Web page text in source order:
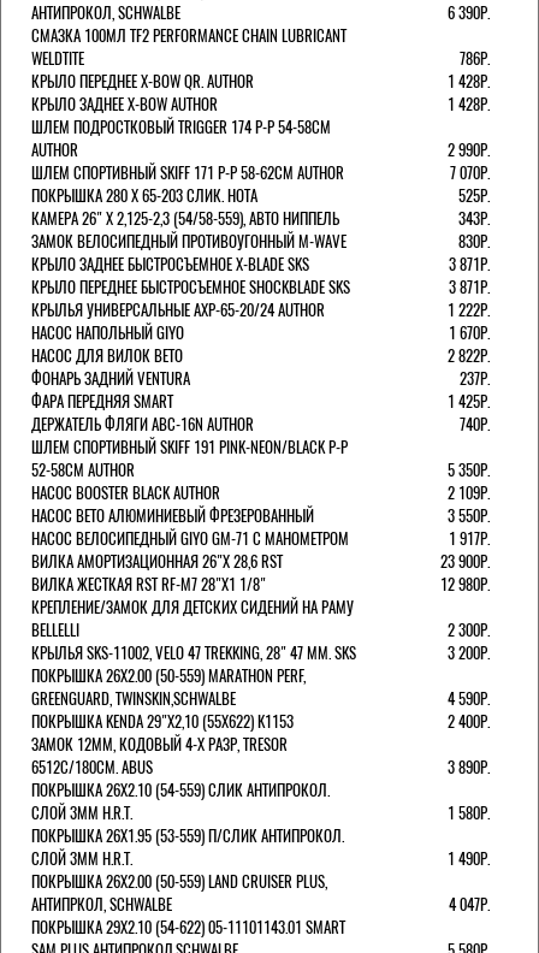
АНТИПРОКОЛ, SCHWALBE
6 390Р.
СМАЗКА 100МЛ TF2 PERFORMANCE CHAIN LUBRICANT
WELDTITE
786Р.
КРЫЛО ПЕРЕДНЕЕ X-BOW QR. AUTHOR
1 428Р.
КРЫЛО ЗАДНЕЕ X-BOW AUTHOR
1 428Р.
ШЛЕМ ПОДРОСТКОВЫЙ TRIGGER 174 Р-Р 54-58СМ
AUTHOR
2 990Р.
ШЛЕМ СПОРТИВНЫЙ SKIFF 171 Р-Р 58-62СМ AUTHOR
7 070Р.
ПОКРЫШКА 280 X 65-203 СЛИК. HOTA
525Р.
КАМЕРА 26" X 2,125-2,3 (54/58-559), АВТО НИППЕЛЬ
343Р.
ЗАМОК ВЕЛОСИПЕДНЫЙ ПРОТИВОУГОННЫЙ M-WAVE
830Р.
КРЫЛО ЗАДНЕЕ БЫСТРОСЪЕМНОЕ X-BLADE SKS
3 871Р.
КРЫЛО ПЕРЕДНЕЕ БЫСТРОСЪЕМНОЕ SHOCKBLADE SKS
3 871Р.
КРЫЛЬЯ УНИВЕРСАЛЬНЫЕ AXP-65-20/24 AUTHOR
1 222Р.
НАСОС НАПОЛЬНЫЙ GIYO
1 670Р.
НАСОС ДЛЯ ВИЛОК ВЕТО
2 822Р.
ФОНАРЬ ЗАДНИЙ VENTURA
237Р.
ФАРА ПЕРЕДНЯЯ SMART
1 425Р.
ДЕРЖАТЕЛЬ ФЛЯГИ ABC-16N AUTHOR
740Р.
ШЛЕМ СПОРТИВНЫЙ SKIFF 191 PINK-NEON/BLACK Р-Р
52-58СМ AUTHOR
5 350Р.
НАСОС BOOSTER BLACK AUTHOR
2 109Р.
НАСОС BETO АЛЮМИНИЕВЫЙ ФРЕЗЕРОВАННЫЙ
3 550Р.
НАСОС ВЕЛОСИПЕДНЫЙ GIYO GM-71 С МАНОМЕТРОМ
1 917Р.
ВИЛКА АМОРТИЗАЦИОННАЯ 26"Х 28,6 RST
23 900Р.
ВИЛКА ЖЕСТКАЯ RST RF-M7 28"Х1 1/8"
12 980Р.
КРЕПЛЕНИЕ/ЗАМОК ДЛЯ ДЕТСКИХ СИДЕНИЙ НА РАМУ
BELLELLI
2 300Р.
КРЫЛЬЯ SKS-11002, VELO 47 TREKKING, 28" 47 ММ. SKS
3 200Р.
ПОКРЫШКА 26X2.00 (50-559) MARATHON PERF,
GREENGUARD, TWINSKIN,SCHWALBE
4 590Р.
ПОКРЫШКА KENDA 29"Х2,10 (55X622) K1153
2 400Р.
ЗАМОК 12ММ, КОДОВЫЙ 4-Х РАЗР, TRESOR
6512C/180СМ. ABUS
3 890Р.
ПОКРЫШКА 26X2.10 (54-559) СЛИК АНТИПРОКОЛ.
СЛОЙ 3ММ H.R.T.
1 580Р.
ПОКРЫШКА 26X1.95 (53-559) П/СЛИК АНТИПРОКОЛ.
СЛОЙ 3ММ H.R.T.
1 490Р.
ПОКРЫШКА 26X2.00 (50-559) LAND CRUISER PLUS,
АНТИПРКОЛ, SCHWALBE
4 047Р.
ПОКРЫШКА 29X2.10 (54-622) 05-11101143.01 SMART